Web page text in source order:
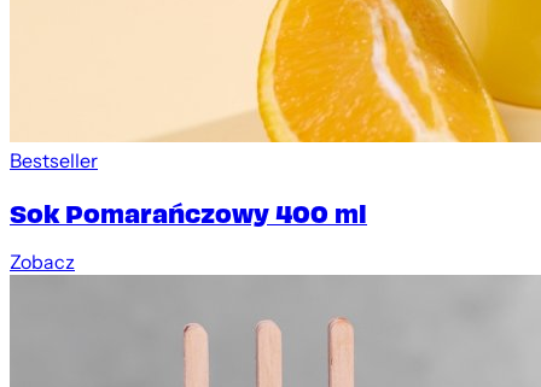
Bestseller
Sok Pomarańczowy 400 ml
Zobacz